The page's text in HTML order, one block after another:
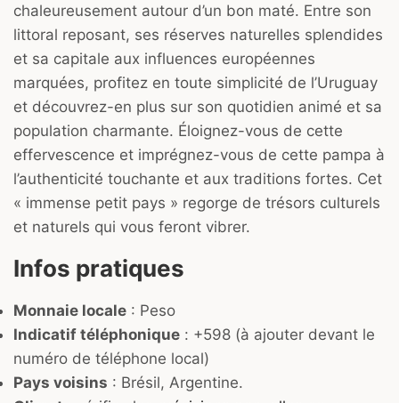
chaleureusement autour d’un bon maté. Entre son
littoral reposant, ses réserves naturelles splendides
et sa capitale aux influences européennes
marquées, profitez en toute simplicité de l’Uruguay
et découvrez-en plus sur son quotidien animé et sa
population charmante. Éloignez-vous de cette
effervescence et imprégnez-vous de cette pampa à
l’authenticité touchante et aux traditions fortes. Cet
« immense petit pays » regorge de trésors culturels
et naturels qui vous feront vibrer.
Infos pratiques
Monnaie locale : Peso
Indicatif téléphonique : +598 (à ajouter devant le
numéro de téléphone local)
Pays voisins : Brésil, Argentine.